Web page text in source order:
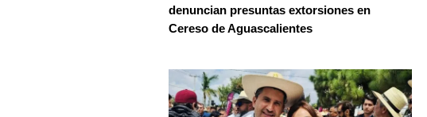
denuncian presuntas extorsiones en
Cereso de Aguascalientes